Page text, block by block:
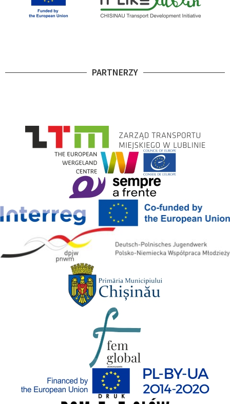
PARTNERZY